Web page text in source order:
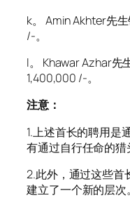
k。 Amin Akhter先
/-。
l。 Khawar Azhar先
1,400,000 /-。
注意：
1.上述首长的聘用是
有通过自行任命的猎
2.此外，通过这些首
建立了一个新的层次。